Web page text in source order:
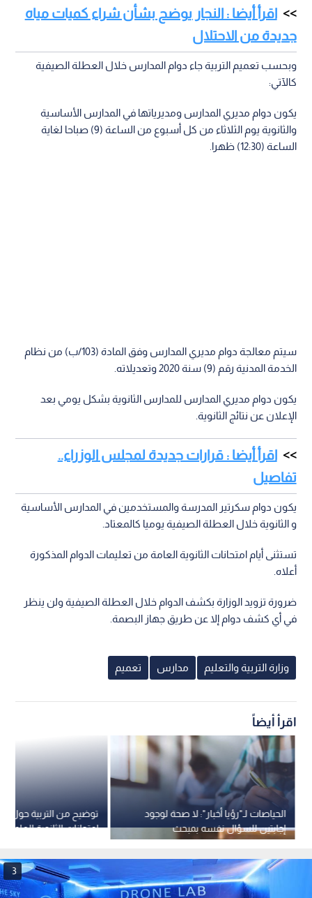
اقرأ أيضا : النجار يوضح بشأن شراء كميات مياه
جديدة من الاحتلال
وبحسب تعميم التربية جاء دوام المدارس خلال العطلة الصيفية
كالآتي:
يكون دوام مديري المدارس ومديرياتها في المدارس الأساسية
والثانوية يوم الثلاثاء من كل أسبوع من الساعة (9) صباحا لغاية
الساعة (12:30) ظهرا.
سيتم معالجة دوام مديري المدارس وفق المادة (103/ب) من نظام
الخدمة المدنية رقم (9) سنة 2020 وتعديلاته.
يكون دوام مديري المدارس للمدارس الثانوية بشكل يومي بعد
الإعلان عن نتائج الثانوية.
اقرأ أيضا : قرارات جديدة لمجلس الوزراء..
تفاصيل
يكون دوام سكرتير المدرسة والمستخدمين في المدارس الأساسية
و الثانوية خلال العطلة الصيفية يوميا كالمعتاد.
تستثنى أيام امتحانات الثانوية العامة من تعليمات الدوام المذكورة
أعلاه.
ضرورة تزويد الوزارة بكشف الدوام خلال العطلة الصيفية ولن ينظر
في أي كشف دوام إلا عن طريق جهاز البصمة.
وزارة التربية والتعليم مدارس تعميم
اقرأ أيضاً
توضيح من التربية حول
امتحانات الثانوية العامة
الحياصات لـ"رؤيا أخبار": لا صحة لوجود
إجابتين للسؤال نفسه بمبحث
الإنجليزي لـ'توجيهي 2009"
3